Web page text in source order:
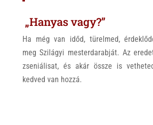
„Hanyas vagy?”
Ha még van időd, türelmed,
meg Szilágyi mesterdarabját. Az
zseniálisat, és akár össze is
kedved van hozzá.